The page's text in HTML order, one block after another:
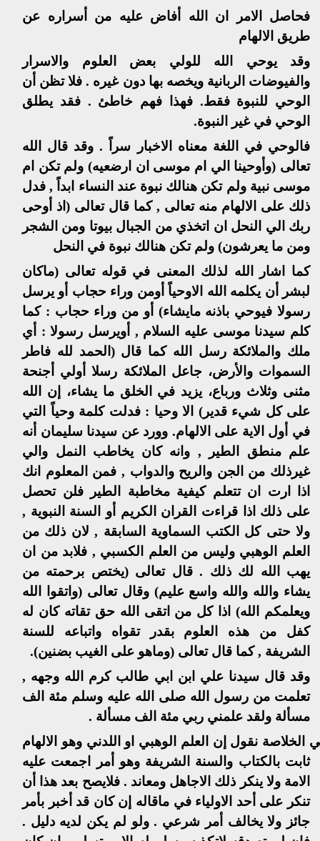
فحاصل الامر ان الله أفاض عليه من أسراره عن
طريق الالهام
وقد يوحي الله للولي بعض العلوم والاسرار
والفيوضات الربانية ويخصه بها دون غيره . فلا تظن أن
الوحي للنبوة فقط. فهذا فهم خاطئ . فقد يطلق
الوحي في غير النبوة.
فالوحي في اللغة معناه الاخبار سراً . وقد قال الله
تعالى (وأوحينا الي ام موسى ان ارضعيه) ولم تكن ام
موسى نبية ولم تكن هنالك نبوة عند النساء ابداً , فدل
ذلك على الالهام منه تعالى , كما قال تعالى (اذ أوحى
ربك الي النحل ان اتخذي من الجبال بيوتا ومن الشجر
ومن ما يعرشون) ولم تكن هنالك نبوة في النحل
كما اشار الله لذلك المعنى في قوله تعالى (ماكان
لبشر أن يكلمه الله الاوحياً أومن وراء حجاب أو يرسل
رسولا فيوحي باذنه مايشاء) أو من وراء حجاب : كما
كلم سيدنا موسى عليه السلام , أويرسل رسولا : أي
ملك والملائكة رسل الله كما قال (الحمد لله فاطر
السموات والأرض، جاعل الملائكة رسلا أولي أجنحة
مثنى وثلاث ورباع، يزيد في الخلق ما يشاء، إن الله
على كل شيء قدير) الا وحيا : فدلت كلمة وحياً التي
في أول الاية على الالهام. وورد عن سيدنا سليمان أنه
علم منطق الطير , وانه كان يخاطب النمل والي
غيرذلك من الجن والريح والدواب , فمن المعلوم انك
اذا ارت ان تتعلم كيفية مخاطبة الطير فلن تحصل
على ذلك اذا قراءت القران الكريم أو السنة النبوية ,
ولا حتى كل الكتب السماوية السابقة , لان ذلك من
العلم الوهبي وليس من العلم الكسبي , فلابد من ان
يهب الله لك ذلك . قال تعالى (يختص برحمته من
يشاء والله والله واسع عليم) وقال تعالى (واتقوا الله
ويعلمكم الله) اذا كل من اتقى الله حق تقاته كان له
كفل من هذه العلوم بقدر تقواه واتباعه للسنة
الشريفة , كما قال تعالى (وماهو على الغيب بضنين).
وقد قال سيدنا علي ابن ابي طالب كرم الله وجهه ,
تعلمت من رسول الله صلى الله عليه وسلم مئة الف
مسألة ولقد علمني ربي مئة الف مسألة .
الخلاصة نقول إن العلم الوهبي او اللدني وهو الالهام
ثابت بالكتاب والسنة الشريفة وهو أمر اجمعت عليه
الامة ولا ينكر ذلك الاجاهل ومعاند . فلايصح بعد هذا أن
تنكر على أحد الاولياء في ماقاله إن كان قد أخبر بأمر
جائز ولا يخالف أمر شرعي . ولو لم يكن لديه دليل .